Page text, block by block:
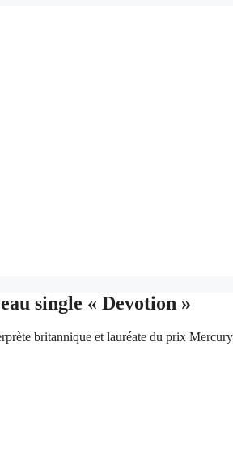
single « Devotion »
britannique et lauréate du prix